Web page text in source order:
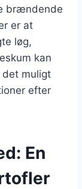
brændende
er at
løg,
kan
det muligt
efter
En